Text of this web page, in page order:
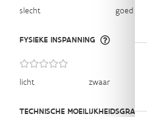
slecht goed
FYSIEKE INSPANNING
licht zwaar
TECHNISCHE MOEILIJKHEIDSGRAAD